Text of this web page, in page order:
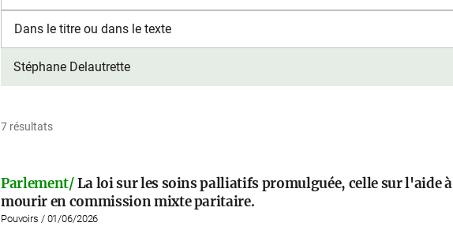
7 résultats
Parlement/La loi sur les soins palliatifs promulguée, celle sur l'aide à
mourir en commission mixte paritaire.
Pouvoirs / 01/06/2026